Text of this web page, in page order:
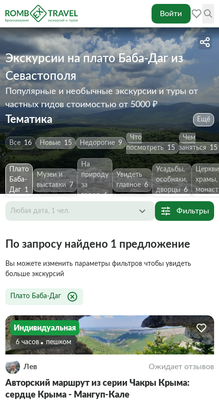
Войти
Экскурсии на плато Баба-Даг из
Севастополя
Популярные и необычные экскурсии и туры от
частных гидовстоимостью от 5000 ₽
Тематика Ещё
Все 16 Новые 15 Недорогие 9
Что
посмотреть
15
Чем
заняться
15
Плато
Баба-
Даг
1
Музеи и
выставки
7
На
природу
за
город 6
Увидеть
главное 6
Усадьбы,
особняки,
дворцы 6
храмы,
Любая дата, 1 чел. Фильтры
По запросу найдено 1 предложение
Вы можете изменить параметры фильтров чтобы увидеть
больше экскурсий
Плато Баба-Даг
Индивидуальная
6 часов Пешком
Лев Ожидает отзывов
Авторский маршрут из серии Чакры Крыма:
сердце Крыма - Мангуп-Кале